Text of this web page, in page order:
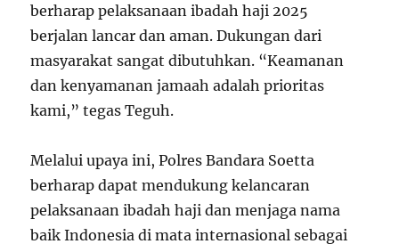
berharap pelaksanaan ibadah haji 2025
berjalan lancar dan aman. Dukungan dari
masyarakat sangat dibutuhkan. “Keamanan
dan kenyamanan jamaah adalah prioritas
kami,” tegas Teguh.
Melalui upaya ini, Polres Bandara Soetta
berharap dapat mendukung kelancaran
pelaksanaan ibadah haji dan menjaga nama
baik Indonesia di mata internasional sebagai